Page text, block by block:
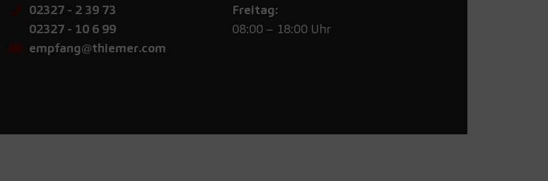
02327 - 2 39 73
02327 - 10 6 99
empfang@thiemer.com
Freitag:
08:00 – 18:00 Uhr